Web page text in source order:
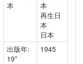
本
本
再生日
本
日本
出版年:
19*
1945